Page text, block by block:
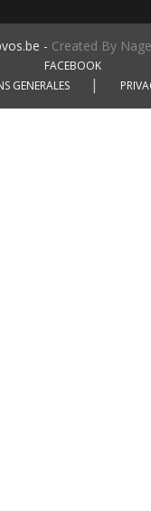
- Created By
FACEBOOK
GENERALES